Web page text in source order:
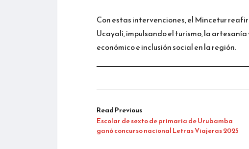
Con estas intervenciones, el Mincetur
Ucayali, impulsando el turismo, la
económico e inclusión social en la región.
Read Previous
Escolar de sexto de primaria de Urubamba
ganó concurso nacional Letras Viajeras 2025